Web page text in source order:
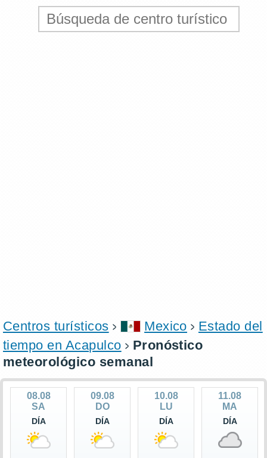
Centros turísticos Mexico
Estado del
tiempo en Acapulco
Pronóstico
meteorológico semanal
08.08
SA
DÍA
09.08
DO
DÍA
10.08
LU
DÍA
11.08
MA
DÍA